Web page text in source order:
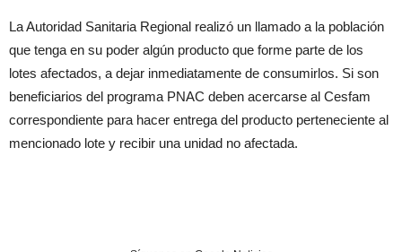
La Autoridad Sanitaria Regional realizó un llamado a la población
que tenga en su poder algún producto que forme parte de los
lotes afectados, a dejar inmediatamente de consumirlos. Si son
beneficiarios del programa PNAC deben acercarse al Cesfam
correspondiente para hacer entrega del producto perteneciente al
mencionado lote y recibir una unidad no afectada.